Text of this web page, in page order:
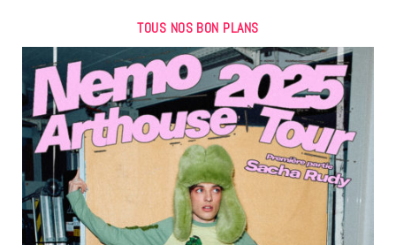
TOUS NOS BON PLANS